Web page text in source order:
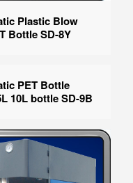
Plastic Blow
Bottle SD-8Y
PET Bottle
10L bottle SD-9B